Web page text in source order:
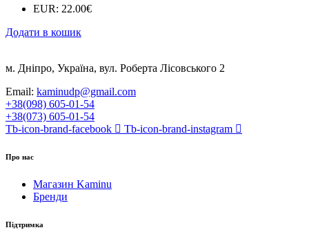
EUR: 22.00€
Додати в кошик
м. Дніпро, Україна, вул. Роберта Лісовського 2
Email: kaminudp@gmail.com
+38(098) 605-01-54
+38(073) 605-01-54
Tb-icon-brand-facebook
Tb-icon-brand-instagram
Про нас
Магазин Kaminu
Бренди
Підтримка